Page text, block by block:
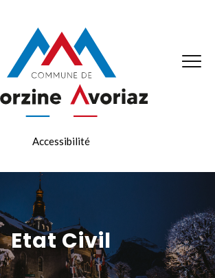
Accessibilité
Etat Civil